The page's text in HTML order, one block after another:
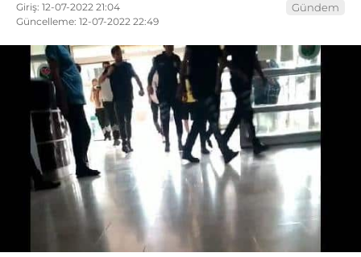
Giriş: 12-07-2022 21:04
Güncelleme: 12-07-2022 22:49
Gündem